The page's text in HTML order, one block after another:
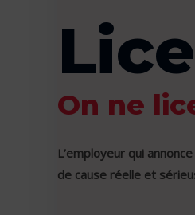
On ne
L’employeur qui
de cause réelle et